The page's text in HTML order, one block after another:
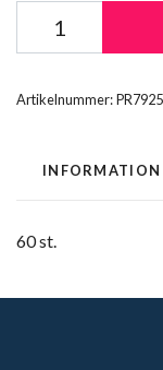
Artikelnummer:
INFORMATION
60 st.